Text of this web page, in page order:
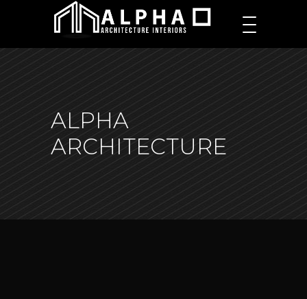
ALPHA
ARCHITECTURE